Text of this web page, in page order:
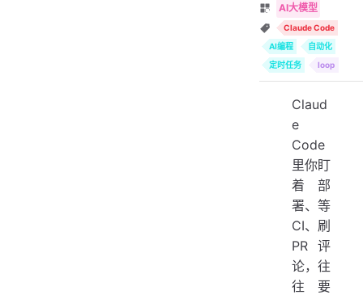
AI大模型
Claude Code
AI编程
自动化
定时任务
loop
Claud
e
Code
里你盯
着部
署、等
CI、刷
PR 评
论，往
往要